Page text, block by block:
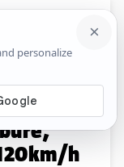
Komentari
h